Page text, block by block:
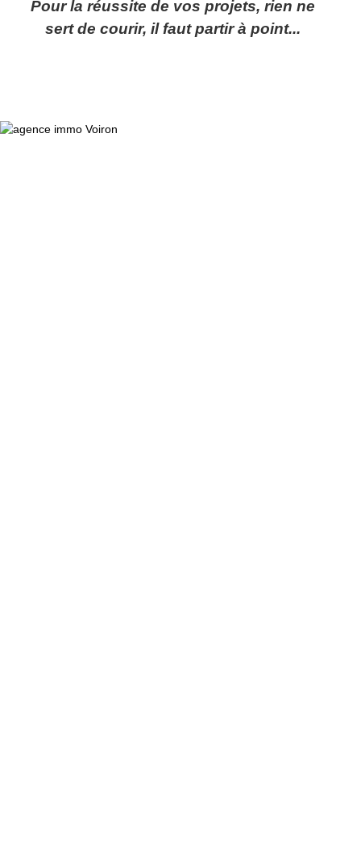
Pour la réussite de vos projets, rien ne
sert de courir, il faut partir à point...